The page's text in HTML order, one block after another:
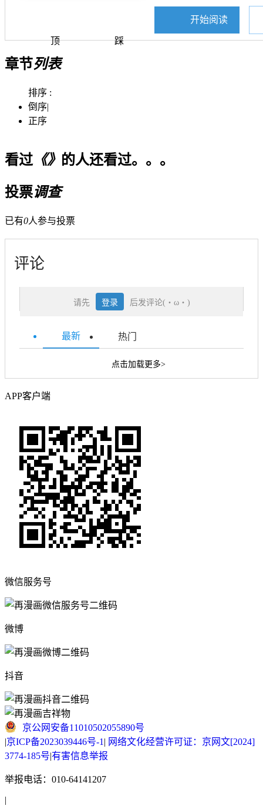
顶 踩
开始阅读
章节列表
排序 :
倒序|
正序
看过《》 的人还看过。。。
投票调查
已有0人参与投票
评论
请先 登录 后发评论(・ω・)
最新 热门
点击加载更多>
APP客户端
微信服务号
微博
抖音
京公网安备11010502055890号
|京ICP备2023039446号-1 | 网络文化经营许可证：京网文[2024]
3774-185号|有害信息举报
举报电话：010-64141207
|